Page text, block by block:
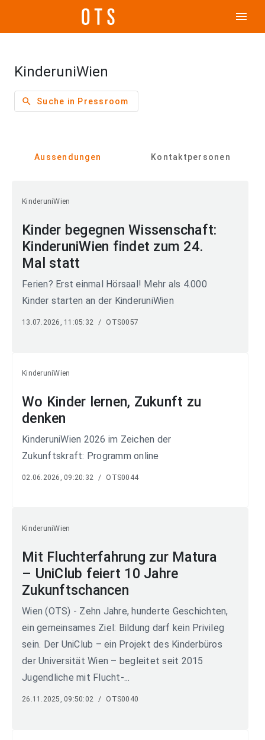
menu
KinderuniWien
search Suche in Pressroom
Aussendungen Kontaktpersonen
KinderuniWien
Kinder begegnen Wissenschaft:
KinderuniWien findet zum 24.
Mal statt
Ferien? Erst einmal Hörsaal! Mehr als 4.000
Kinder starten an der KinderuniWien
13.07.2026, 11:05:32 / OTS0057
KinderuniWien
Wo Kinder lernen, Zukunft zu
denken
KinderuniWien 2026 im Zeichen der
Zukunftskraft: Programm online
02.06.2026, 09:20:32 / OTS0044
KinderuniWien
Mit Fluchterfahrung zur Matura
– UniClub feiert 10 Jahre
Zukunftschancen
Wien (OTS) - Zehn Jahre, hunderte Geschichten,
ein gemeinsames Ziel: Bildung darf kein Privileg
sein. Der UniClub – ein Projekt des Kinderbüros
der Universität Wien – begleitet seit 2015
Jugendliche mit Flucht-...
26.11.2025, 09:50:02 / OTS0040